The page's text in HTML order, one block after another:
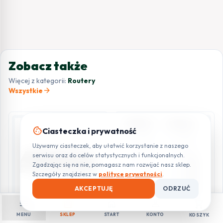
menu
MENU SKLEP START KONTO KOSZYK
Zobacz także
Więcej z kategorii: Routery
Wszystkie arrow_forward
ROUTERY VPN ROUTERY
cookieCiasteczka i prywatność
Używamy ciasteczek, aby ułatwić korzystanie z naszego
serwisu oraz do celów statystycznych i funkcjonalnych.
Zgadzając się na nie, pomagasz nam rozwijać nasz sklep.
Szczegóły znajdziesz w polityce prywatności.
AKCEPTUJĘ
ODRZUĆ